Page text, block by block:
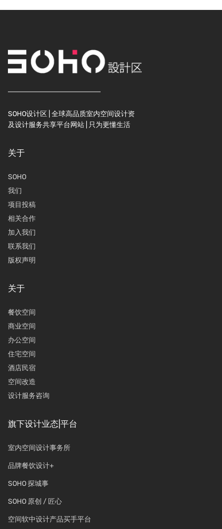
SOHO设计区 | 全球高品质室内空间设计资
及设计服务共享平台网站 | 只为更懂生活
关于
SOHO
我们
项目投稿
相关合作
加入我们
联系我们
版权声明
关于
餐饮空间
商业空间
办公空间
住宅空间
酒店民宿
空间改造
设计服务咨询
旗下设计业态|平台
室内空间设计事务所
品牌餐饮设计+
SOHO 探城事
SOHO 原创 / 匠心
空间软中设计产品买手平台